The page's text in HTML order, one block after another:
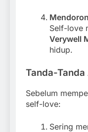
Self-love
Verywell
hidup.
Tanda-
Sebelum
self-love:
Sering